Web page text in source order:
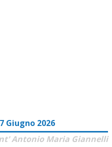
Giugno 2026
Antonio Maria Giannelli